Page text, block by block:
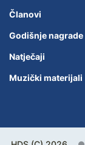
Članovi
Godišnje nagrade
Natječaji
Muzički materijali